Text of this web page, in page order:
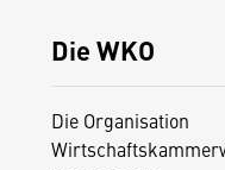
Die WKO
Die Organisation